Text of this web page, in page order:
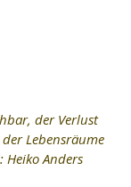
Lebensräume
Anders